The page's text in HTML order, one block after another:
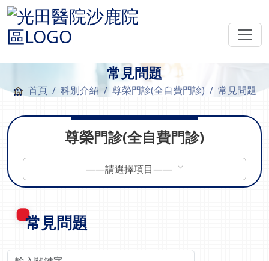
常見問題
::: 首頁 科別介紹 尊榮門診(全自費門診) 常見問題
尊榮門診(全自費門診)
——請選擇項目——
常見問題
關鍵字查詢